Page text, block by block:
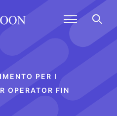
PER I
OPERATOR FIN